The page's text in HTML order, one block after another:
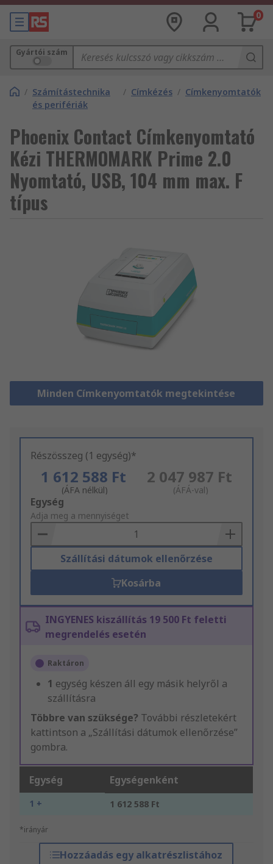
0
Gyártói szám
/ Számítástechnika
és perifériák
/ Címkézés / Címkenyomtatók
Phoenix Contact Címkenyomtató
Kézi THERMOMARK Prime 2.0
Nyomtató, USB, 104 mm max. F
típus
Minden Címkenyomtatók megtekintése
Részösszeg (1 egység)*
1 612 588 Ft
(ÁFA nélkül)
2 047 987 Ft
(ÁFÁ-val)
Add
to
Basket
Egység
Adja meg a mennyiséget
Szállítási dátumok ellenőrzése
Kosárba
INGYENES kiszállítás 19 500 Ft feletti
megrendelés esetén
Raktáron
1 egység készen áll egy másik helyről a
szállításra
Többre van szüksége? További részletekért
kattintson a „Szállítási dátumok ellenőrzése”
gombra.
Egység Egységenként
1 + 1 612 588 Ft
*irányár
Hozzáadás egy alkatrészlistához